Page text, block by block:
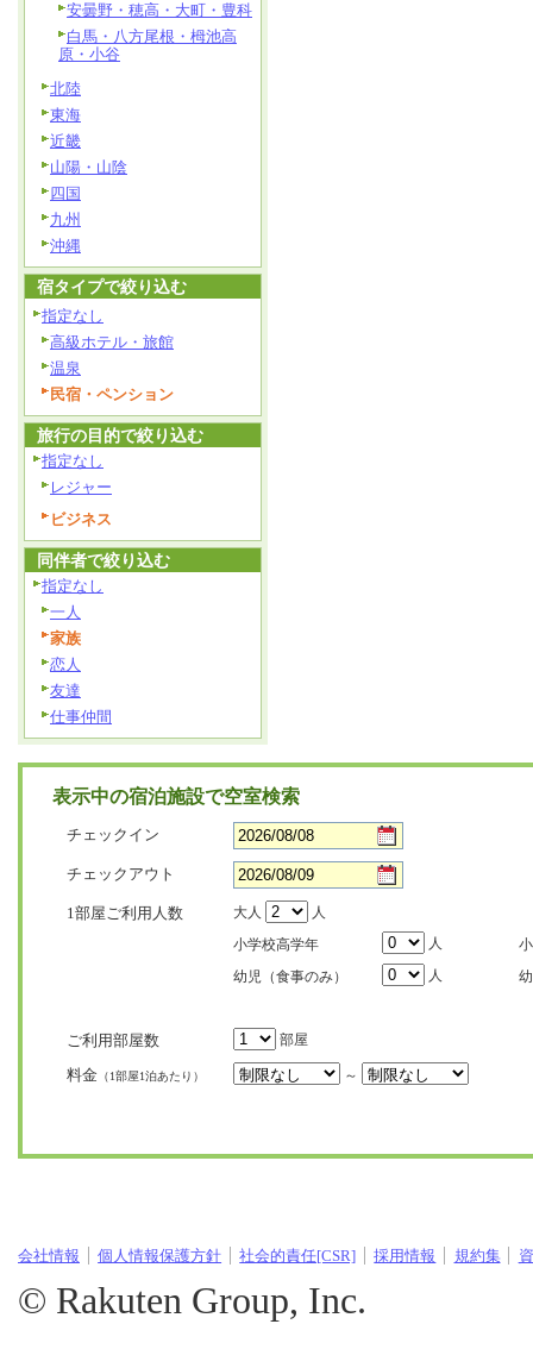
安曇野・穂高・大町・豊科
白馬・八方尾根・栂池高
原・小谷
北陸
東海
近畿
山陽・山陰
四国
九州
沖縄
宿タイプで絞り込む
指定なし
高級ホテル・旅館
温泉
民宿・ペンション
旅行の目的で絞り込む
指定なし
レジャー
ビジネス
同伴者で絞り込む
指定なし
一人
家族
恋人
友達
仕事仲間
表示中の宿泊施設で空室検索
チェックイン
チェックアウト
1部屋ご利用人数 大人
人
小学校高学年
人
幼児（食事のみ）
人
ご利用部屋数 部屋
料金 （1部屋1泊あたり） ～
会社情報 個人情報保護方針 社会的責任[CSR] 採用情報 規約集
© Rakuten Group, Inc.